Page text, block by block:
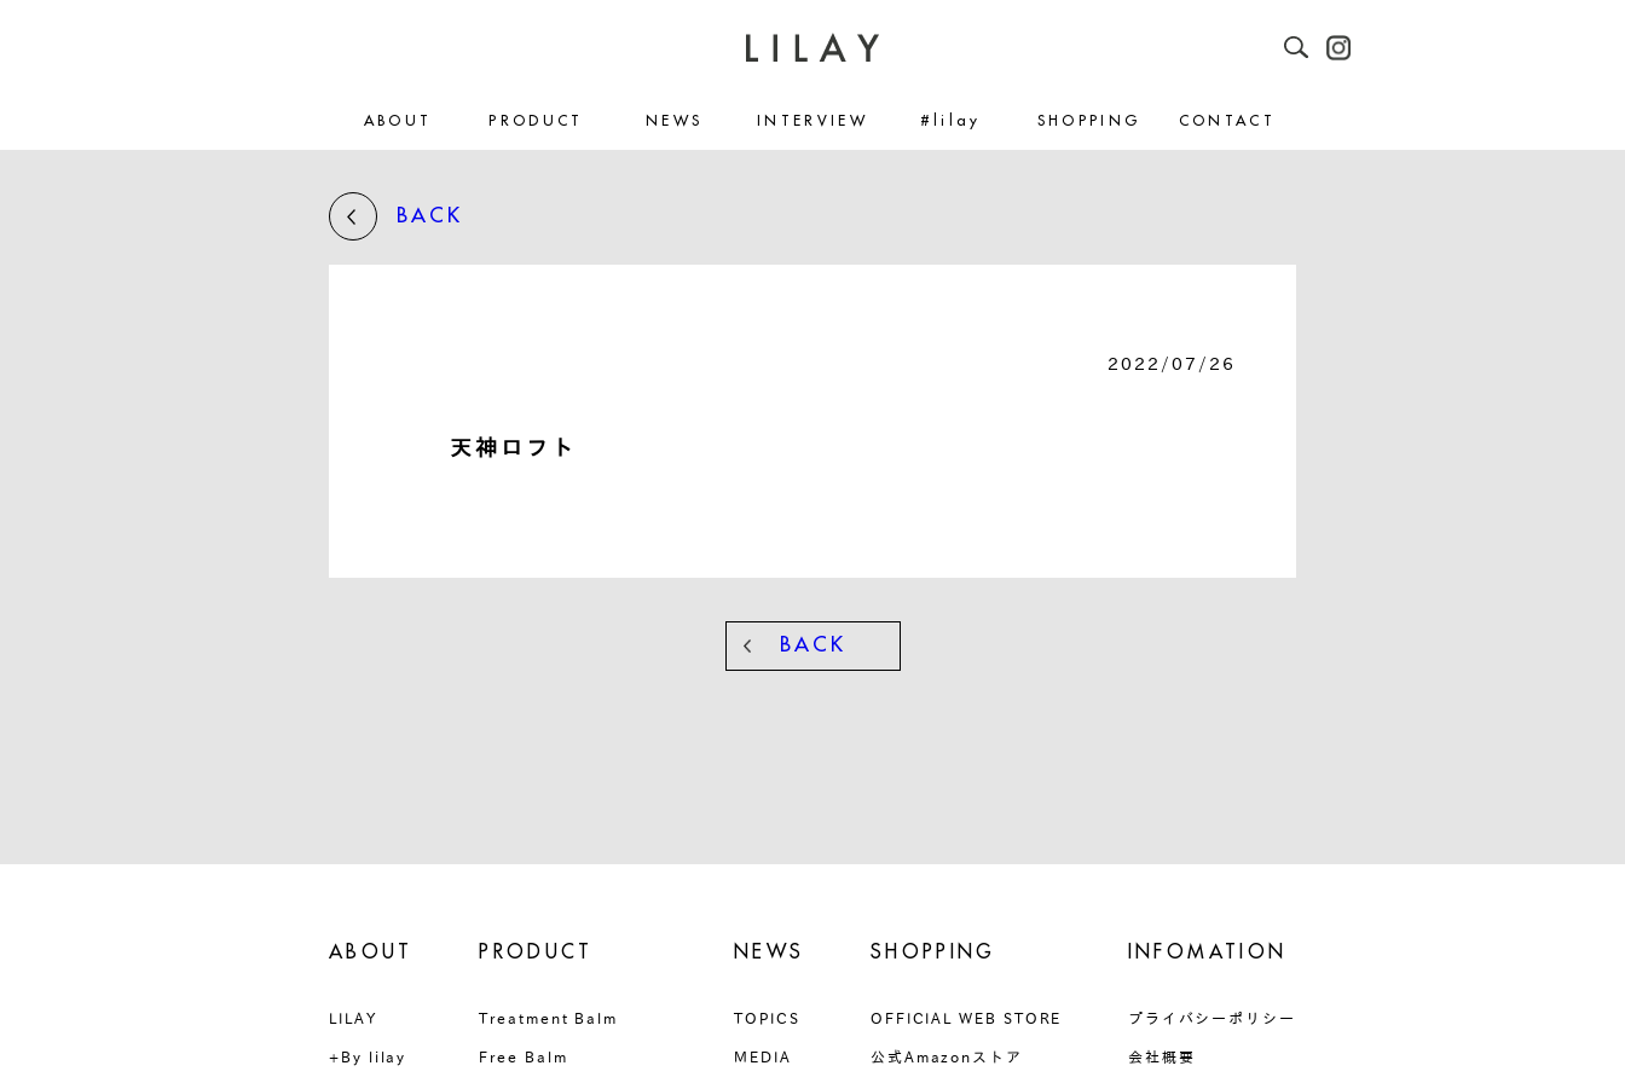
ABOUT PRODUCT NEWS INTERVIEW #lilay SHOPPING CONTACT
BACK
2022/07/26
天神ロフト
BACK
ABOUT
LILAY
+By lilay
PRODUCT
Treatment Balm
Free Balm
NEWS
TOPICS
MEDIA
SHOPPING
OFFICIAL WEB STORE
公式Amazonストア
INFOMATION
プライバシーポリシー
会社概要